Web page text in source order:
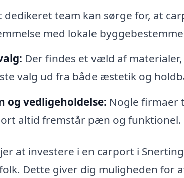
dedikeret team kan sørge for, at
med lokale
Der findes et væld af
valg ud fra både æstetik og
og vedligeholdelse: Nogle firmaer
altid fremstår pæn og funktionel.
at investere i en carport i
Dette giver dig muligheden for